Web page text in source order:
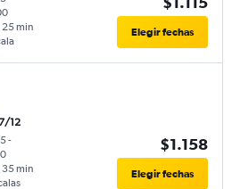
25 min Elegir fechas
12
-
35 min
$1.158
Elegir fechas